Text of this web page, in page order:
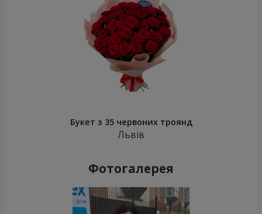
Букет з 35 червоних троянд
Львів
Фотогалерея